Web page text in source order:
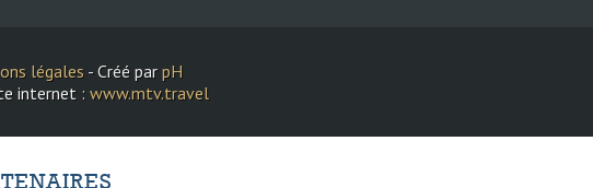
légales- Créé parpH
internet :www.mtv.travel